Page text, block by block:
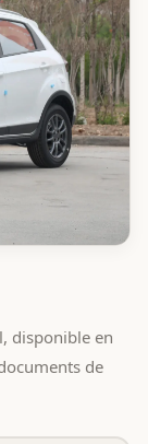
disponible en
de